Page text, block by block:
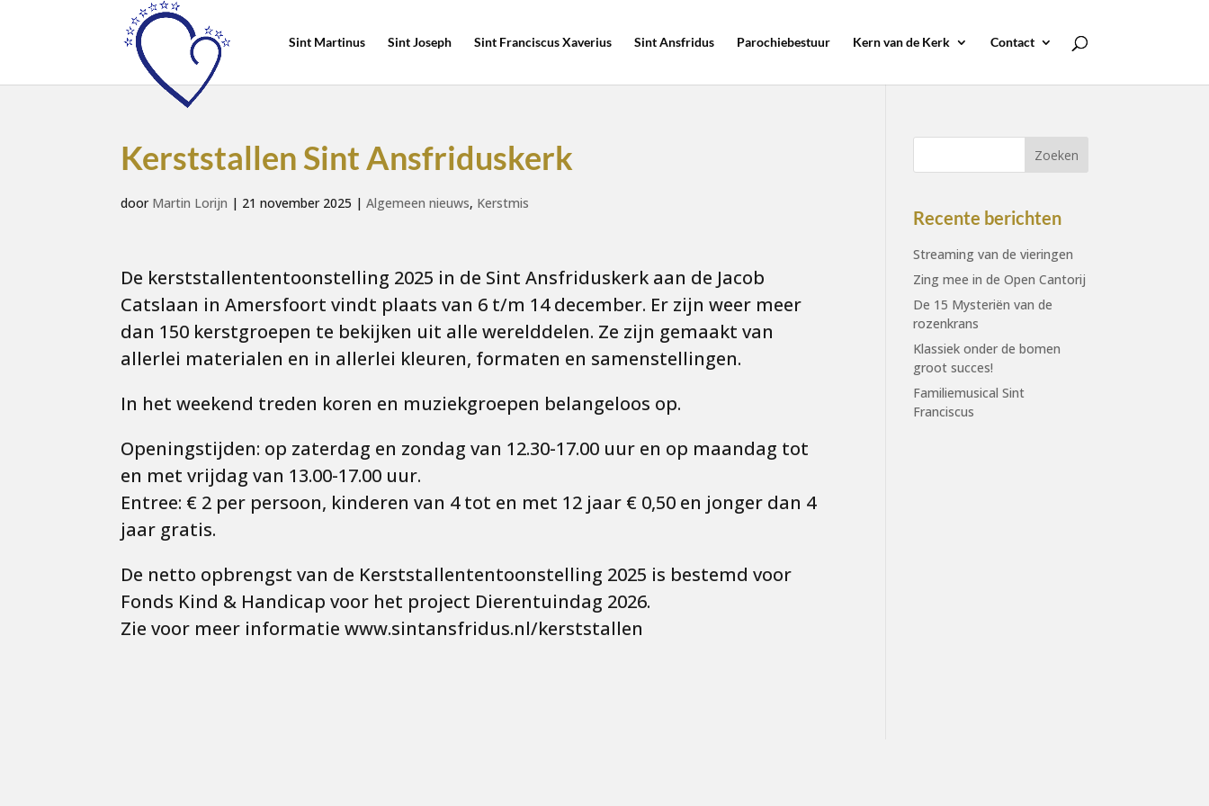
Sint Martinus Sint Joseph Sint Franciscus Xaverius Sint Ansfridus Parochiebestuur Kern van de Kerk Contact
Kerststallen Sint Ansfriduskerk
door Martin Lorijn | 21 november 2025 |Algemeen nieuws, Kerstmis
De kerststallententoonstelling 2025 in de Sint Ansfriduskerk aan de Jacob
Catslaan in Amersfoort vindt plaats van 6 t/m 14 december. Er zijn weer meer
dan 150 kerstgroepen te bekijken uit alle werelddelen. Ze zijn gemaakt van
allerlei materialen en in allerlei kleuren, formaten en samenstellingen.
In het weekend treden koren en muziekgroepen belangeloos op.
Openingstijden: op zaterdag en zondag van 12.30-17.00 uur en op maandag tot
en met vrijdag van 13.00-17.00 uur.
Entree: € 2 per persoon, kinderen van 4 tot en met 12 jaar € 0,50 en jonger dan 4
jaar gratis.
De netto opbrengst van de Kerststallententoonstelling 2025 is bestemd voor
Fonds Kind & Handicap voor het project Dierentuindag 2026.
Zie voor meer informatie www.sintansfridus.nl/kerststallen
Recente berichten
Streaming van de vieringen
Zing mee in de Open Cantorij
De 15 Mysteriën van de
rozenkrans
Klassiek onder de bomen
groot succes!
Familiemusical Sint
Franciscus